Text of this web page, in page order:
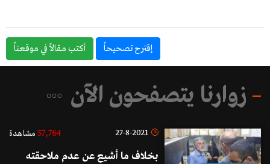
إقترح تصحيحاً أكتب مقالاً في موقعناً
زوارنا يتصفحون الآن
27-8-2021
57,764 مشاهدة
بخلاف ما أشيع عن عدم ملاحقته